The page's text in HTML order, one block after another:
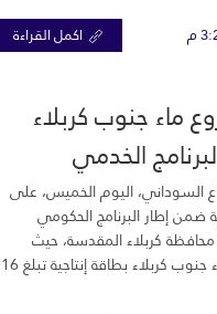
اكمل القراءة
ماء جنوب كربلاء
الخدمي
السوداني، اليوم الخميس، على
إطار البرنامج الحكومي
كربلاء المقدسة، حيث
أطلق الأعمال التنفيذية لمشروع ماء جنوب كربلاء بطاقة إنتاجية تبلغ 16